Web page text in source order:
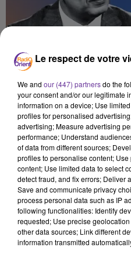
Maroc Economie
Afrique
Le
8 mai 2026 - 11 min 28 sec
GAZODUC
AFRICAIN OU PARI
Le respect de votre
We and our (447) partnersdo the
your consent and/or our legitimate
information on a device; Use
profiles for personalised
advertising; Measure advertising
performance; Understand
of data from different sources;
profiles to personalise content;
content; Use limited data to select
detect fraud, and fix errors; Deliver
Save and communicate privacy
process personal data such as IP
following functionalities: Identify
requested; Use precise
other data sources; Link different
information transmitted